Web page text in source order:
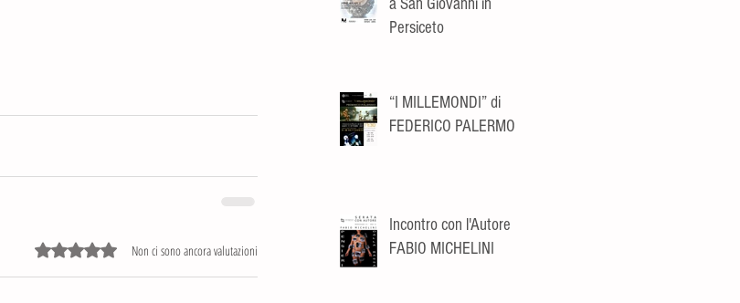
Valutazione 0 stelle su 5.Non ci sono ancora valutazioni
a San Giovanni in
Persiceto
“I MILLEMONDI” di
FEDERICO PALERMO
Incontro con l'Autore
FABIO MICHELINI